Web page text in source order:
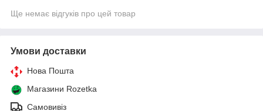
Ще немає відгуків про цей товар
Умови доставки
Нова Пошта
Магазини Rozetka
Самовивіз